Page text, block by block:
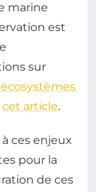
marine
est
sur
cet article.
ces enjeux
pour la
de ces